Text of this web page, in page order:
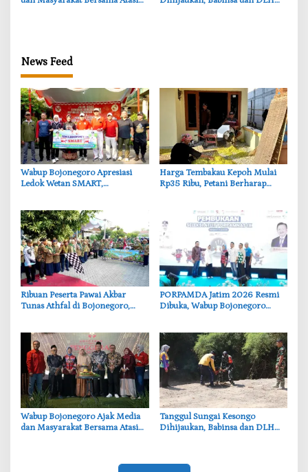
News Feed
‎Wabup Bojonegoro Apresiasi
Ledok Wetan SMART,
Harga Tembakau Kepoh Mulai
Rp35 Ribu, Petani Berharap
‎Ribuan Peserta Pawai Akbar
Tunas Athfal di Bojonegoro,
‎PORPAMDA Jatim 2026 Resmi
Dibuka, Wabup Bojonegoro
Wabup Bojonegoro Ajak Media
dan Masyarakat Bersama Atasi
‎Tanggul Sungai Kesongo
Dihijaukan, Babinsa dan DLH